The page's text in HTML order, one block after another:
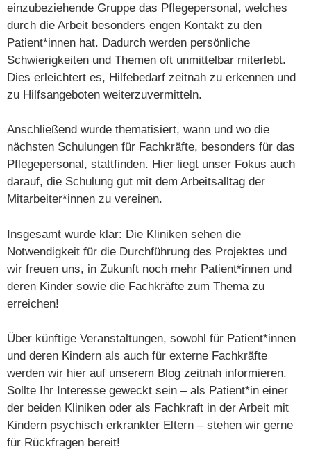
einzubeziehende Gruppe das Pflegepersonal, welches
durch die Arbeit besonders engen Kontakt zu den
Patient*innen hat. Dadurch werden persönliche
Schwierigkeiten und Themen oft unmittelbar miterlebt.
Dies erleichtert es, Hilfebedarf zeitnah zu erkennen und
zu Hilfsangeboten weiterzuvermitteln.
Anschließend wurde thematisiert, wann und wo die
nächsten Schulungen für Fachkräfte, besonders für das
Pflegepersonal, stattfinden. Hier liegt unser Fokus auch
darauf, die Schulung gut mit dem Arbeitsalltag der
Mitarbeiter*innen zu vereinen.
Insgesamt wurde klar: Die Kliniken sehen die
Notwendigkeit für die Durchführung des Projektes und
wir freuen uns, in Zukunft noch mehr Patient*innen und
deren Kinder sowie die Fachkräfte zum Thema zu
erreichen!
Über künftige Veranstaltungen, sowohl für Patient*innen
und deren Kindern als auch für externe Fachkräfte
werden wir hier auf unserem Blog zeitnah informieren.
Sollte Ihr Interesse geweckt sein – als Patient*in einer
der beiden Kliniken oder als Fachkraft in der Arbeit mit
Kindern psychisch erkrankter Eltern – stehen wir gerne
für Rückfragen bereit!